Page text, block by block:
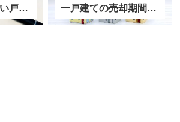
空き家期間が長い戸建は売れにくい？建物の劣化と心理的影響について 一戸建ての売却期間はどれくらいが適正？売却活動が長期化する一戸建ての共通点とは